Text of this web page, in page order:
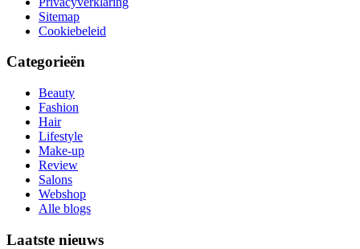
Sitemap
Cookiebeleid
Categorieën
Beauty
Fashion
Hair
Lifestyle
Make-up
Review
Salons
Webshop
Alle blogs
Laatste nieuws